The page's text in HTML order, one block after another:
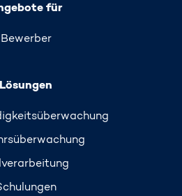
für
Bewerber
Lösungen